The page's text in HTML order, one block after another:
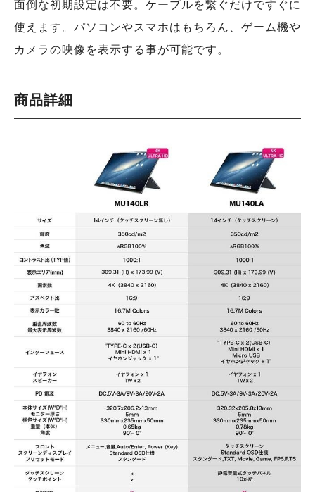
面倒な初期設定は不要。ケーブルを繋ぐだけですぐに
使えます。パソコンやスマホはもちろん、ゲーム機や
カメラの映像を表示する事が可能です。
商品詳細